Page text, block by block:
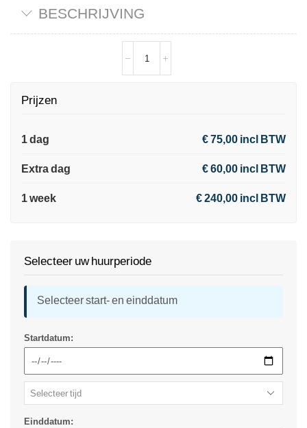
BESCHRIJVING
Prijzen
1 dag € 75,00 incl BTW
Extra dag € 60,00 incl BTW
1 week € 240,00 incl BTW
Selecteer uw huurperiode
Selecteer start- en einddatum
Startdatum:
Einddatum: